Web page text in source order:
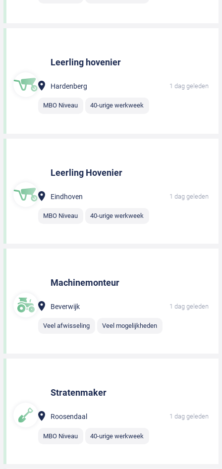
Leerling hovenier
Hardenberg 1 dag geleden
MBO Niveau 40-urige werkweek
Leerling Hovenier
Eindhoven 1 dag geleden
MBO Niveau 40-urige werkweek
Machinemonteur
Beverwijk 1 dag geleden
Veel afwisseling Veel mogelijkheden
Stratenmaker
Roosendaal 1 dag geleden
MBO Niveau 40-urige werkweek